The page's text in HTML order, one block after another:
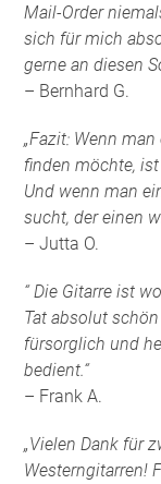
Mail-Order
sich für mich
gerne an diesen
– Bernhard G.
„Fazit: Wenn
finden möchte,
Und wenn man
sucht, der einen
– Jutta O.
“ Die Gitarre ist
Tat absolut
fürsorglich und
bedient.“
– Frank A.
„Vielen Dank für
Westerngitarren!